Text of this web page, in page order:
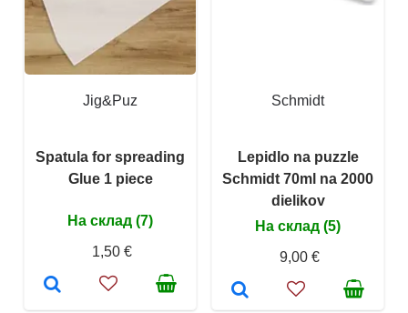
Jig&Puz
Spatula for spreading
Glue 1 piece
На склад (7)
1,50 €
Schmidt
Lepidlo na puzzle
Schmidt 70ml na 2000
dielikov
На склад (5)
9,00 €